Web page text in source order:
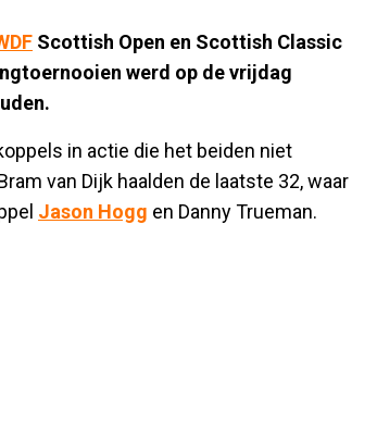
Scottish Open en Scottish Classic
werd op de vrijdag
in actie die het beiden niet
van Dijk haalden de laatste 32, waar
Jason Hogg en Danny Trueman.